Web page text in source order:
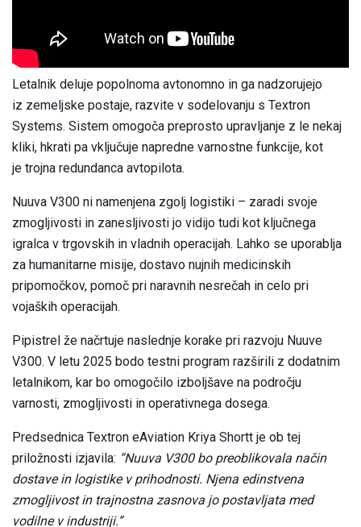
Letalnik deluje popolnoma avtonomno in ga nadzorujejo
iz zemeljske postaje, razvite v sodelovanju s Textron
Systems. Sistem omogoča preprosto upravljanje z le nekaj
kliki, hkrati pa vključuje napredne varnostne funkcije, kot
je trojna redundanca avtopilota.
Nuuva V300 ni namenjena zgolj logistiki – zaradi svoje
zmogljivosti in zanesljivosti jo vidijo tudi kot ključnega
igralca v trgovskih in vladnih operacijah. Lahko se uporablja
za humanitarne misije, dostavo nujnih medicinskih
pripomočkov, pomoč pri naravnih nesrečah in celo pri
vojaških operacijah.
Pipistrel že načrtuje naslednje korake pri razvoju Nuuve
V300. V letu 2025 bodo testni program razširili z dodatnim
letalnikom, kar bo omogočilo izboljšave na področju
varnosti, zmogljivosti in operativnega dosega.
Predsednica Textron eAviation Kriya Shortt je ob tej
priložnosti izjavila: “Nuuva V300 bo preoblikovala način
dostave in logistike v prihodnosti. Njena edinstvena
zmogljivost in trajnostna zasnova jo postavljata med
vodilne v industriji.”